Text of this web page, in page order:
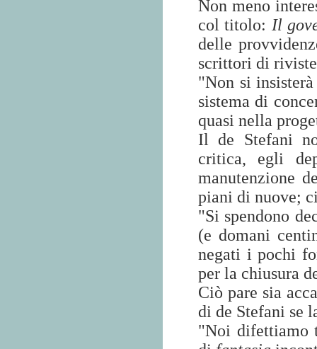
Non meno
col titolo: Il
delle
scrittori di
"Non si
sistema di
quasi nella
Il de Stefani
critica, egli
manutenzione
piani di nuove;
"Si spendono
(e domani
negati i pochi
per la chiusura
Ciò pare sia
di de Stefani se
"Noi